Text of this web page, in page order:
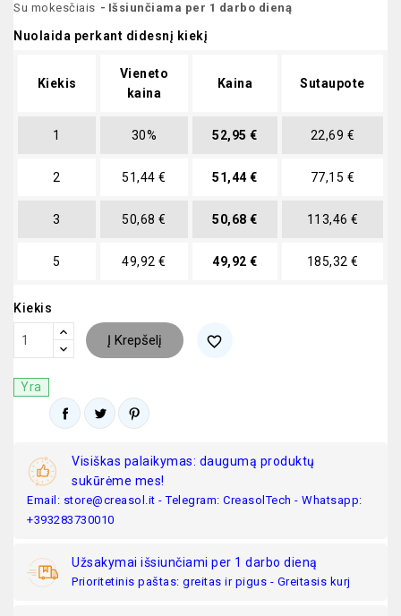
Su mokesčiais Išsiunčiama per 1 darbo dieną
Nuolaida perkant didesnį kiekį
Kiekis
Vieneto
kaina
Kaina Sutaupote
1 30% 52,95 € 22,69 €
2 51,44 € 51,44 € 77,15 €
3 50,68 € 50,68 € 113,46 €
5 49,92 € 49,92 € 185,32 €
Kiekis
Į Krepšelį favorite_border
Yra
Visiškas palaikymas: daugumą produktų
sukūrėme mes!
Email: store@creasol.it - Telegram: CreasolTech - Whatsapp:
+393283730010
Užsakymai išsiunčiami per 1 darbo dieną
Prioritetinis paštas: greitas ir pigus - Greitasis kurj